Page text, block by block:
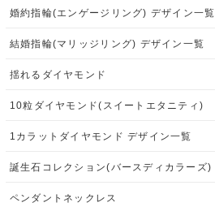
婚約指輪(エンゲージリング) デザイン一覧
結婚指輪(マリッジリング) デザイン一覧
揺れるダイヤモンド
10粒ダイヤモンド(スイートエタニティ)
1カラットダイヤモンド デザイン一覧
誕生石コレクション(バースディカラーズ)
ペンダントネックレス